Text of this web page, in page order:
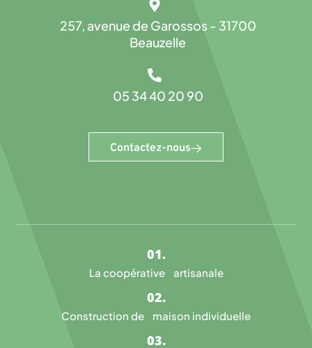
257, avenue de Garossos - 31700
Beauzelle
05 34 40 20 90
Contactez-nous
La coopérative artisanale
Construction de maison individuelle